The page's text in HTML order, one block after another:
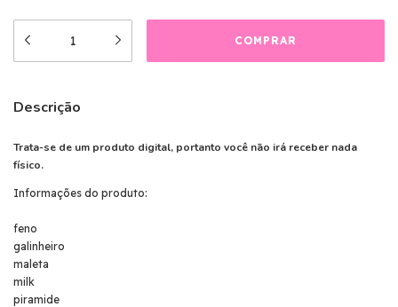
Descrição
Trata-se de um produto digital, portanto você não irá receber nada
físico.
Informações do produto:
feno
galinheiro
maleta
milk
piramide